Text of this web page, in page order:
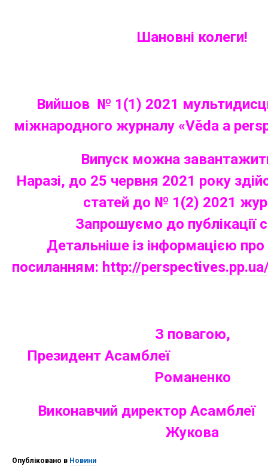
Шановні колеги!
Вийшов № 1(1) 2021
міжнародного журналу «Věda a
Випуск можна
Наразі, до 25 червня 2021 року
статей до № 1(2) 2021
Запрошуємо до публікації
Детальніше із інформацією
посиланням: http://
З повагою,
Президент
Романенко
Виконавчий директор
Жукова
Опубліковано в Новини